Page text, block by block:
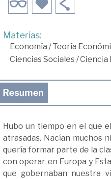
Materias:
Economía /Teoría
Ciencias Sociales/Ciencia
Resumen
Hubo un tiempo en el que
atrasadas. Nacían muchos
quería formar parte de la
con operar en Europa y
que gobernaban nuestra